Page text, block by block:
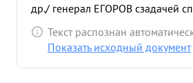
др./ генерал ЕГОРОВ сзадачей
Текст распознан
Показать исходный документ